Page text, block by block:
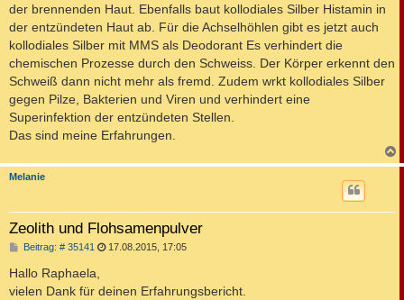
der brennenden Haut. Ebenfalls baut kollodiales Silber Histamin in
der entzündeten Haut ab. Für die Achselhöhlen gibt es jetzt auch
kollodiales Silber mit MMS als Deodorant Es verhindert die
chemischen Prozesse durch den Schweiss. Der Körper erkennt den
Schweiß dann nicht mehr als fremd. Zudem wrkt kollodiales Silber
gegen Pilze, Bakterien und Viren und verhindert eine
Superinfektion der entzündeten Stellen.
Das sind meine Erfahrungen.
a
Melanie
Zeolith und Flohsamenpulver
Beitrag: # 35141 B
i
t
r
17.08.2015, 17:05
Hallo Raphaela,
vielen Dank für deinen Erfahrungsbericht.